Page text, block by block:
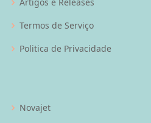
Termos de Serviço
Politica de Privacidade
Novajet